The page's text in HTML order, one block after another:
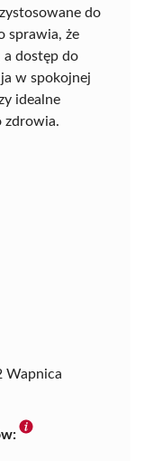
do
sprawia, że
dostęp do
w spokojnej
idealne
zdrowia.
Wapnica